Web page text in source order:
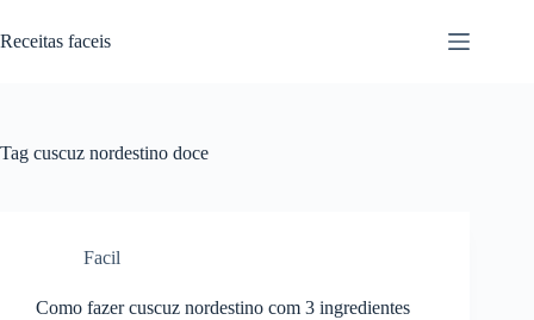
para
o
Receitas faceis
Tag cuscuz nordestino doce
Facil
Como fazer cuscuz nordestino com 3 ingredientes